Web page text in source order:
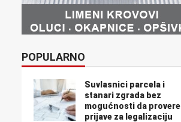
POPULARNO
Suvlasnici parcela i
stanari zgrada bez
mogućnosti da provere
prijave za legalizaciju